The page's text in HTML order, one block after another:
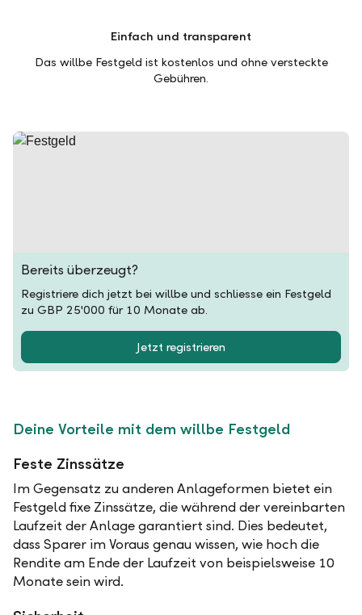
Einfach und transparent
Das willbe Festgeld ist kostenlos und ohne versteckte
Gebühren.
Bereits überzeugt?
Registriere dich jetzt bei willbe und schliesse ein Festgeld
zu GBP 25'000 für 10 Monate ab.
Jetzt registrieren
Deine Vorteile mit dem willbe Festgeld
Feste Zinssätze
Im Gegensatz zu anderen Anlageformen bietet ein
Festgeld fixe Zinssätze, die während der vereinbarten
Laufzeit der Anlage garantiert sind. Dies bedeutet,
dass Sparer im Voraus genau wissen, wie hoch die
Rendite am Ende der Laufzeit von beispielsweise 10
Monate sein wird.